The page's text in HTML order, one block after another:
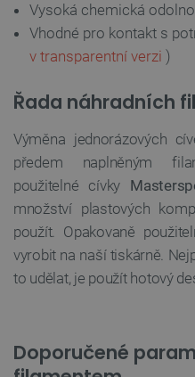
Vysoká chemická
Vhodné pro kontakt s
v transparentní verzi )
Řada náhradních
Výměna jednorázových
předem naplněným
použitelné cívky
množství plastových
použít. Opakovaně
vyrobit na naší tiskárně.
to udělat, je použít hotový
Doporučené